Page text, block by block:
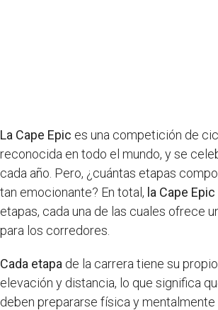
La Cape Epic es una competición de
reconocida en todo el mundo, y se
cada año. Pero, ¿cuántas etapas
tan emocionante? En total, la Cape Epic
etapas, cada una de las cuales ofrece
para los corredores.
Cada etapa de la carrera tiene su
elevación y distancia, lo que significa
deben prepararse física y mentalmente